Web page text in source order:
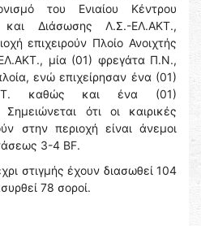
του Ενιαίου Κέντρου
και Διάσωσης Λ.Σ.-ΕΛ.ΑΚΤ.,
επιχειρούν Πλοίο Ανοιχτής
μία (01) φρεγάτα Π.Ν.,
ενώ επιχείρησαν ένα (01)
καθώς και ένα (01)
ότι οι καιρικές
στην περιοχή είναι άνεμοι
3-4 BF.
στιγμής έχουν διασωθεί 104
78 σοροί.